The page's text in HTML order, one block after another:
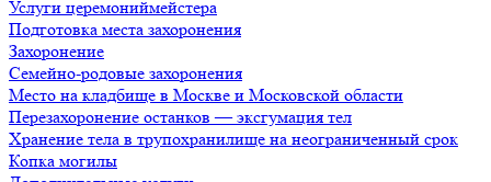
Услуги церемониймейстера
Подготовка места захоронения
Захоронение
Семейно-родовые захоронения
Место на кладбище в Москве и Московской области
Перезахоронение останков — эксгумация тел
Хранение тела в трупохранилище на неограниченный срок
Копка могилы